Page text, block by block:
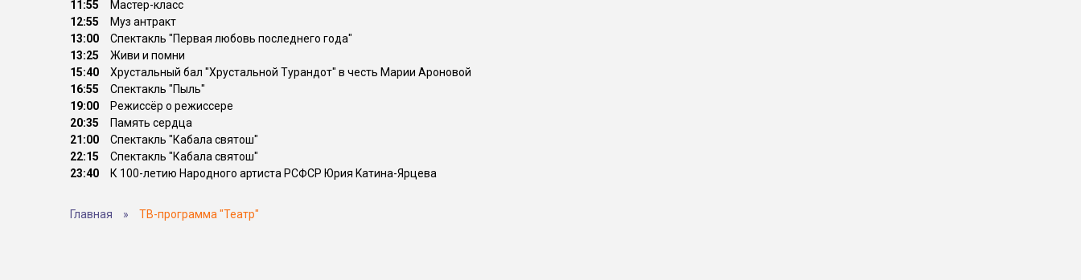
11:55
Мастер-класс
12:55
Муз антракт
13:00
Спектакль "Первая любовь последнего года"
13:25
Живи и помни
15:40
Хрустальный бал "Хрустальной Турандот" в честь Марии Ароновой
16:55
Спектакль "Пыль"
19:00
Режиссёр о режиссере
20:35
Память сердца
21:00
Спектакль "Кабала святош"
22:15
Спектакль "Кабала святош"
23:40
К 100-летию Народного артиста РСФСР Юрия Kaтина-Ярцева
Главная » ТВ-программа "Театр"